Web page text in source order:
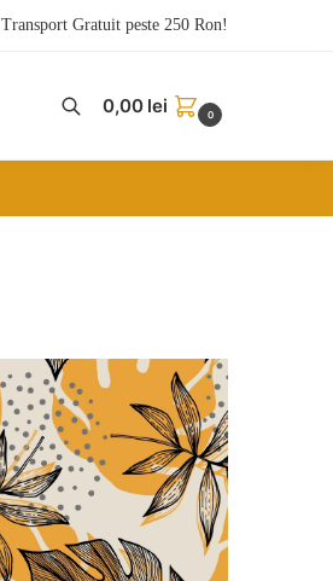
Transport Gratuit peste 250 Ron!
0,00 lei 0